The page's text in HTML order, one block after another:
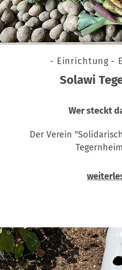
- Einrichtung -
Solawi
Wer steckt
Der Verein